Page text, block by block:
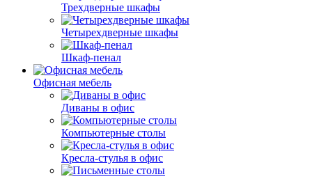
Трехдверные шкафы
Четырехдверные шкафы
Шкаф-пенал
Офисная мебель
Диваны в офис
Компьютерные столы
Кресла-стулья в офис